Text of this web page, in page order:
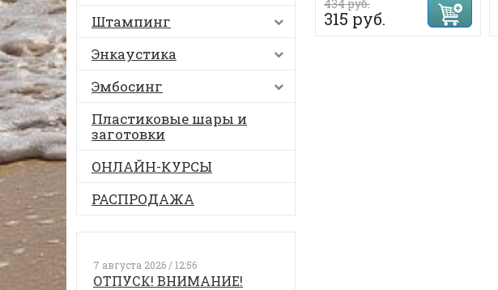
Штампинг
Энкаустика
Эмбосинг
Пластиковые шары и
заготовки
ОНЛАЙН-КУРСЫ
РАСПРОДАЖА
7 августа 2026 / 12:56
ОТПУСК! ВНИМАНИЕ!
434 руб.
315 руб.